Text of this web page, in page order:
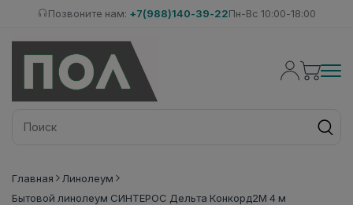
Позвоните нам: +7(988)140-39-22Пн-Вс 10:00-18:00
Главная
Линолеум
Бытовой линолеум СИНТЕРОС Дельта Конкорд2М 4 м